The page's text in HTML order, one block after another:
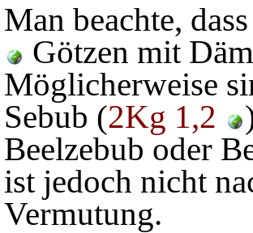
Man beachte,
Götzen mit
Möglicherweise
Sebub (2Kg 1,2
Beelzebub oder
ist jedoch nicht
Vermutung.